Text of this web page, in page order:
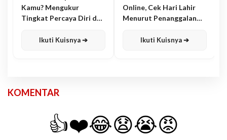
Kamu? Mengukur
Tingkat Percaya Diri dan
Ikuti Kuisnya ➔
Online, Cek Hari Lahir
Menurut Penanggalan
Ikuti Kuisnya ➔
KOMENTAR
👍❤️😂😧😭😡